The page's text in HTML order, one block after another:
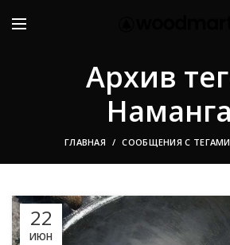
Архив
ГЛАВНАЯ СООБЩЕНИЯ С
22
ИЮН